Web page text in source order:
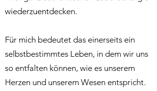
wiederzuentdecken.
Für mich bedeutet das einerseits ein
selbstbestimmtes Leben, in dem wir uns
so entfalten können, wie es unserem
Herzen und unserem Wesen entspricht.